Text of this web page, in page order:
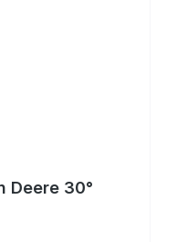
Deere 30°